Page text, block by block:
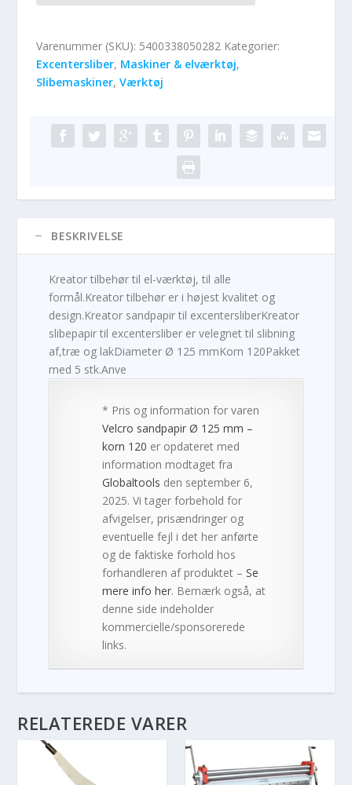
Varenummer (SKU): 5400338050282 Kategorier:
Excentersliber, Maskiner & elværktøj,
Slibemaskiner,Værktøj
BESKRIVELSE
Kreator tilbehør til el-værktøj, til alle
formål.Kreator tilbehør er i højest kvalitet og
design.Kreator sandpapir til excentersliberKreator
slibepapir til excentersliber er velegnet til slibning
af,træ og lakDiameter Ø 125 mmKorn 120Pakket
med 5 stk.Anve
* Pris og information for varen
Velcro sandpapir Ø 125 mm –
korn 120 er opdateret med
information modtaget fra
Globaltools den september 6,
2025. Vi tager forbehold for
afvigelser, prisændringer og
eventuelle fejl i det her anførte
og de faktiske forhold hos
forhandleren af produktet –Se
mere info her. Bemærk også, at
denne side indeholder
kommercielle/sponsorerede
links.
RELATEREDE VARER